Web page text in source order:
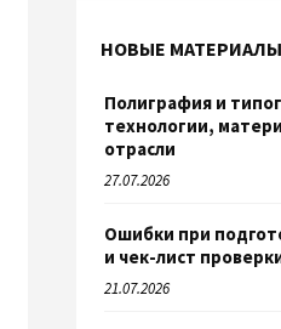
НОВЫЕ МАТЕРИАЛЫ
Полиграфия и
технологии,
отрасли
27.07.2026
Ошибки при
и чек-лист
21.07.2026